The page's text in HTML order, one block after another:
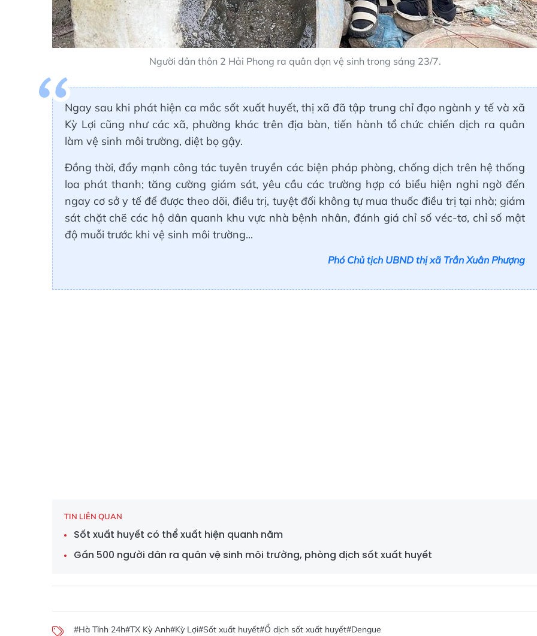
Người dân thôn 2 Hải Phong ra quân dọn vệ sinh trong sáng 23/7.
Ngay sau khi phát hiện ca mắc sốt xuất huyết, thị xã đã tập trung chỉ đạo ngành y tế và xã
Kỳ Lợi cũng như các xã, phường khác trên địa bàn, tiến hành tổ chức chiến dịch ra quân
làm vệ sinh môi trường, diệt bọ gậy.
Đồng thời, đẩy mạnh công tác tuyên truyền các biện pháp phòng, chống dịch trên hệ thống
loa phát thanh; tăng cường giám sát, yêu cầu các trường hợp có biểu hiện nghi ngờ đến
ngay cơ sở y tế để được theo dõi, điều trị, tuyệt đối không tự mua thuốc điều trị tại nhà; giám
sát chặt chẽ các hộ dân quanh khu vực nhà bệnh nhân, đánh giá chỉ số véc-tơ, chỉ số mật
độ muỗi trước khi vệ sinh môi trường...
Phó Chủ tịch UBND thị xã Trần Xuân Phượng
TIN LIÊN QUAN
Sốt xuất huyết có thể xuất hiện quanh năm
Gần 500 người dân ra quân vệ sinh môi trường, phòng dịch sốt xuất huyết
#Hà Tĩnh 24h#TX Kỳ Anh#Kỳ Lợi#Sốt xuất huyết#Ổ dịch sốt xuất huyết#Dengue